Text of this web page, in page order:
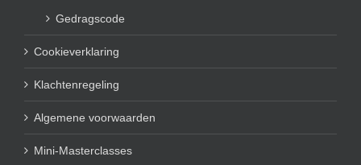
Gedragscode
Cookieverklaring
Klachtenregeling
Algemene voorwaarden
Mini-Masterclasses